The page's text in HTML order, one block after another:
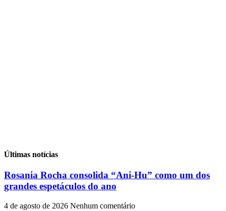
Últimas notícias
Rosania Rocha consolida “Ani-Hu” como um dos
grandes espetáculos do ano
4 de agosto de 2026 Nenhum comentário